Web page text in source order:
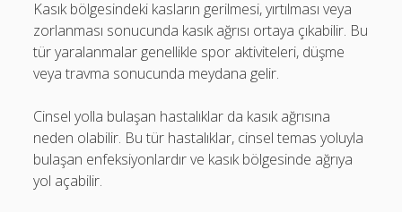
Kasık bölgesindeki kasların gerilmesi, yırtılması veya
zorlanması sonucunda kasık ağrısı ortaya çıkabilir. Bu
tür yaralanmalar genellikle spor aktiviteleri, düşme
veya travma sonucunda meydana gelir.
Cinsel yolla bulaşan hastalıklar da kasık ağrısına
neden olabilir. Bu tür hastalıklar, cinsel temas yoluyla
bulaşan enfeksiyonlardır ve kasık bölgesinde ağrıya
yol açabilir.